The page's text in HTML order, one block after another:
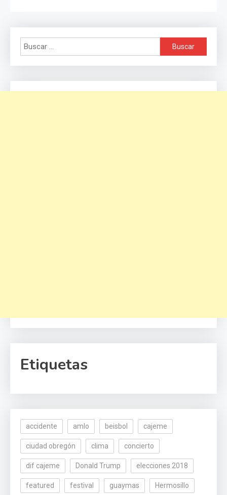
Buscar:
Etiquetas
accidente amlo beisbol cajeme
ciudad obregón clima concierto
dif cajeme Donald Trump elecciones 2018
featured festival guaymas Hermosillo